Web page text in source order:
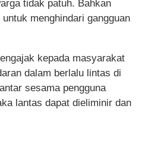
tidak patuh. Bahkan
menghindari gangguan
kepada masyarakat
dalam berlalu lintas di
sesama pengguna
lantas dapat dieliminir dan